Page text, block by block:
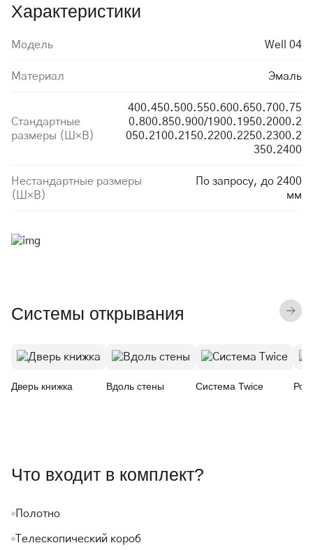
Характеристики
Модель Well 04
Материал Эмаль
Стандартные
размеры (Ш×В)
400.450.500.550.600.650.700.75
0.800.850.900/1900.1950.2000.2
050.2100.2150.2200.2250.2300.2
350.2400
Нестандартные размеры
(Ш×В)
По запросу, до 2400
мм
Системы открывания
Дверь книжка Вдоль стены Система Twice
Что входит в комплект?
Полотно
Телескопический короб